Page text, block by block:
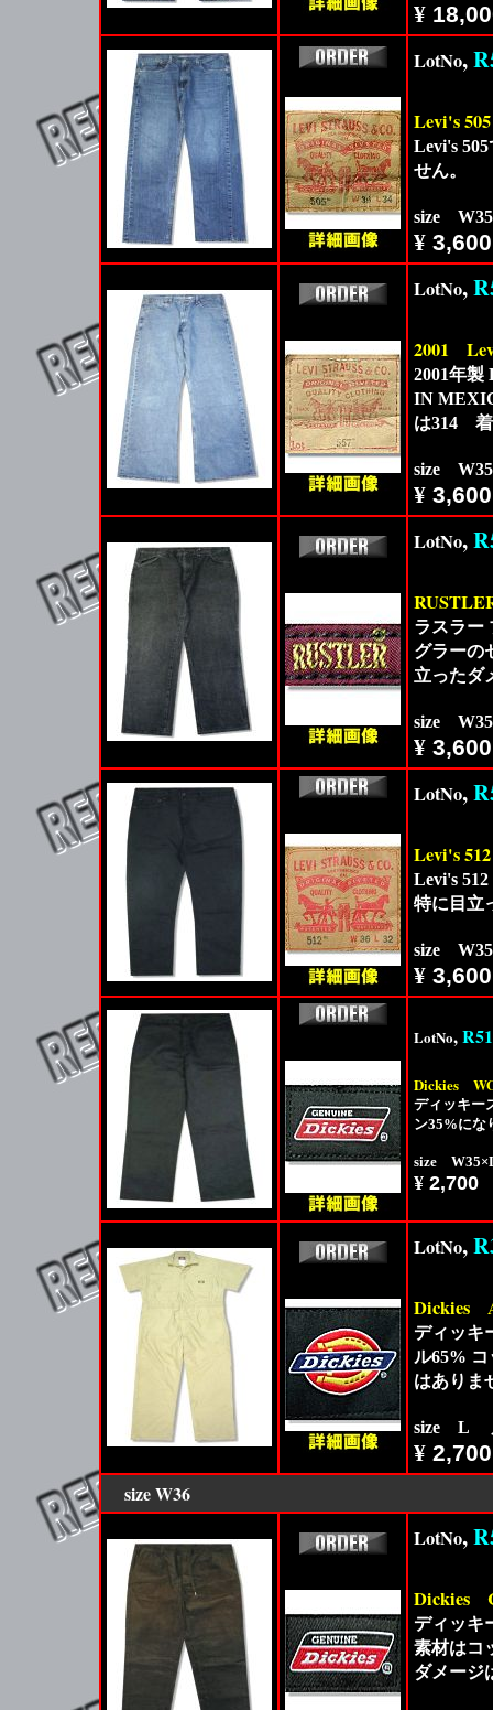
¥
LotNo,
Levi's 505
Levi's
せん。
size
¥ 3,600
LotNo,
2001
2001年製
IN
は314 着
size
¥ 3,600
LotNo,
ラスラー
グラーの
立ったダ
size
¥ 3,600
LotNo,
Levi's 512
Levi's
特に目立
size
¥ 3,600
LotNo,
Dickies
ディッキー
ン35%にな
size
¥ 2,700
LotNo,
Dickies
ディッキ
ル65%
はありま
size L 肩
¥ 2,700
sizeW36
LotNo,
Dickies
ディッキ
素材はコ
ダメージ